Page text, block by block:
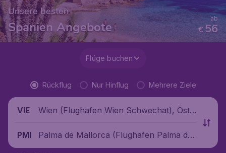
Unsere besten
Spanien Angebote €56
ab
Flüge buchen
Rückflug Nur Hinflug Mehrere Ziele
VIE
Wien (Flughafen Wien Schwechat), Öste
PMI
Palma de Mallorca (Flughafen Palma de
Mallorca), Spanien